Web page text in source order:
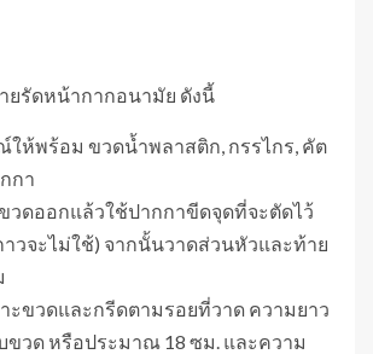
ยรัดหน้ากากอนามัย ดังนี้
ให้พร้อม ขวดน้ำพลาสติก, กรรไกร, คัต
กา
วดออกแล้วใช้ปากกาขีดจุดที่จะตัดไว้
วจะไม่ใช้) จากนั้นวาดส่วนหัวและท้าย
าะขวดและกรีดตามรอยที่วาด ความยาว
ขวด หรือประมาณ 18 ซม. และความ